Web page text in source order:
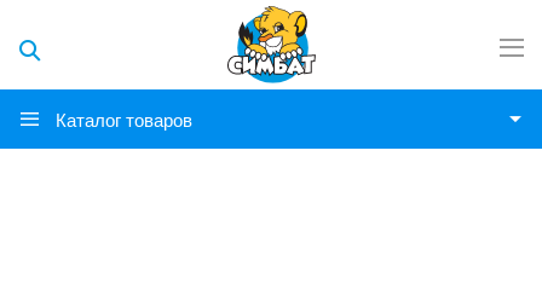
Каталог товаров